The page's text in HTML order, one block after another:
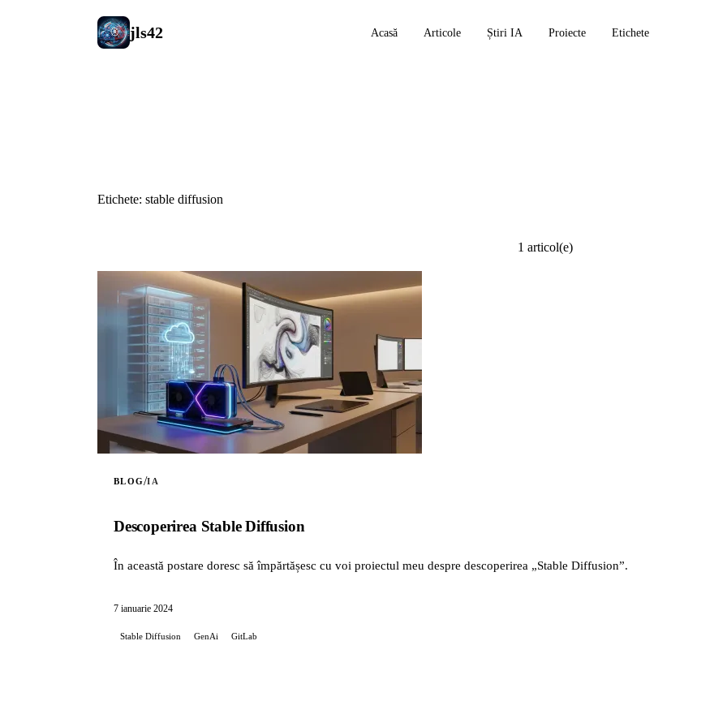
jls42 Acasă Articole Știri IA Proiecte Etichete
Etichete: stable diffusion
1 articol(e)
BLOG/IA
Descoperirea Stable Diffusion
În această postare doresc să împărtășesc cu voi proiectul meu despre descoperirea „Stable Diffusion”.
7 ianuarie 2024
Stable Diffusion GenAi GitLab